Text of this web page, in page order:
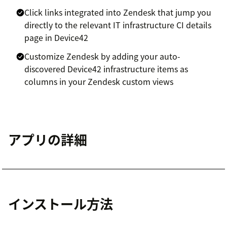
Click links integrated into Zendesk that jump you
directly to the relevant IT infrastructure CI details
page in Device42
Customize Zendesk by adding your auto-
discovered Device42 infrastructure items as
columns in your Zendesk custom views
アプリの詳細
インストール方法